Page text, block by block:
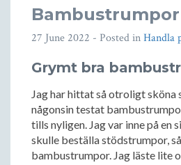
27 June 2022 - Posted inHandla
Grymt bra
Jag har hittat så otroligt sköna
någonsin testat
tills nyligen. Jag var inne på en
skulle beställa stödstrumpor,
bambustrumpor. Jag läste lite